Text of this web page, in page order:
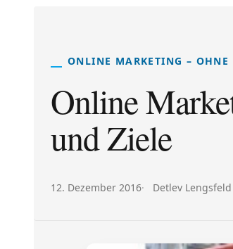
ONLINE MARKETING –
Online
und Ziele
Veröffentlicht am:
12. Dezember 2016 Autor:
Detlev Lengsfeld